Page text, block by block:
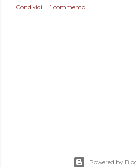
Condividi 1 commento
Powered by